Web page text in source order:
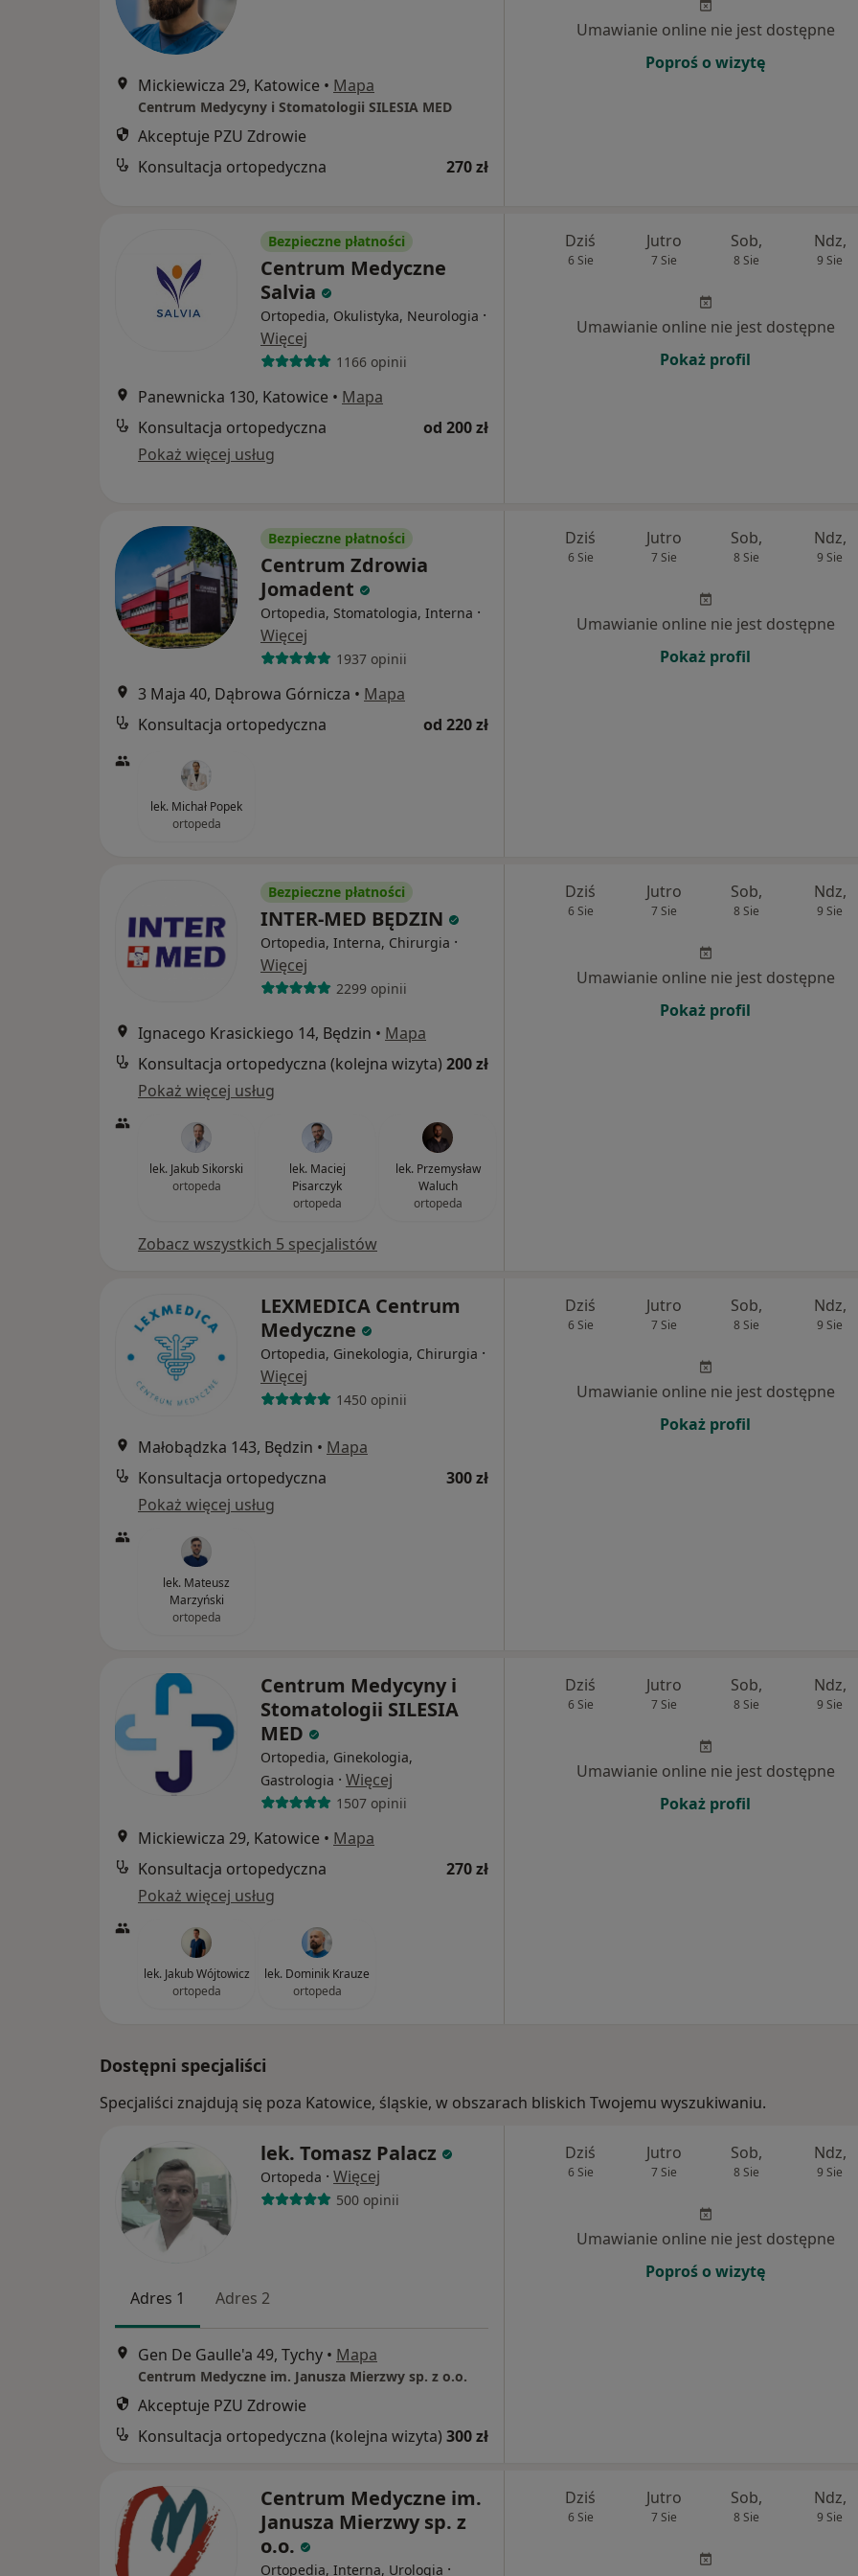
Mickiewicza 29, Katowice • Mapa
Centrum Medycyny i Stomatologii SILESIA MED
Akceptuje PZU Zdrowie
Konsultacja ortopedyczna
270 zł
Umawianie online nie jest dostępne
Poproś o wizytę
Bezpieczne płatności
Centrum Medyczne
Salvia
Ortopedia, Okulistyka, Neurologia ·
Więcej
1166 opinii
Panewnicka 130, Katowice • Mapa
Konsultacja ortopedyczna
od 200 zł
Pokaż więcej usług
Dziś
6 Sie
Jutro
7 Sie
Sob,
8 Sie
Ndz,
9 Sie
Umawianie online nie jest dostępne
Pokaż profil
Bezpieczne płatności
Centrum Zdrowia
Jomadent
Ortopedia, Stomatologia, Interna ·
Więcej
1937 opinii
3 Maja 40, Dąbrowa Górnicza • Mapa
Konsultacja ortopedyczna
od 220 zł
lek. Michał Popek
ortopeda
Dziś
6 Sie
Jutro
7 Sie
Sob,
8 Sie
Ndz,
9 Sie
Umawianie online nie jest dostępne
Pokaż profil
Bezpieczne płatności
INTER-MED BĘDZIN
Ortopedia, Interna, Chirurgia ·
Więcej
2299 opinii
Ignacego Krasickiego 14, Będzin • Mapa
Konsultacja ortopedyczna (kolejna wizyta) 200 zł
Pokaż więcej usług
lek. Jakub Sikorski
ortopeda
lek. Maciej
Pisarczyk
ortopeda
lek. Przemysław
Waluch
ortopeda
Zobacz wszystkich 5 specjalistów
Dziś
6 Sie
Jutro
7 Sie
Sob,
8 Sie
Ndz,
9 Sie
Umawianie online nie jest dostępne
Pokaż profil
LEXMEDICA Centrum
Medyczne
Ortopedia, Ginekologia, Chirurgia ·
Więcej
1450 opinii
Małobądzka 143, Będzin • Mapa
Konsultacja ortopedyczna
300 zł
Pokaż więcej usług
lek. Mateusz
Marzyński
ortopeda
Dziś
6 Sie
Jutro
7 Sie
Sob,
8 Sie
Ndz,
9 Sie
Umawianie online nie jest dostępne
Pokaż profil
Centrum Medycyny i
Stomatologii SILESIA
MED
Ortopedia, Ginekologia,
Gastrologia · Więcej
1507 opinii
Mickiewicza 29, Katowice • Mapa
Konsultacja ortopedyczna
270 zł
Pokaż więcej usług
lek. Jakub Wójtowicz
ortopeda
lek. Dominik Krauze
ortopeda
Dziś
6 Sie
Jutro
7 Sie
Sob,
8 Sie
Ndz,
9 Sie
Umawianie online nie jest dostępne
Pokaż profil
Dostępni specjaliści
Specjaliści znajdują się poza Katowice, śląskie, w obszarach bliskich Twojemu wyszukiwaniu.
lek. Tomasz Palacz
Ortopeda · Więcej
500 opinii
Adres 1 Adres 2
Gen De Gaulle'a 49, Tychy • Mapa
Centrum Medyczne im. Janusza Mierzwy sp. z o.o.
Akceptuje PZU Zdrowie
Konsultacja ortopedyczna (kolejna wizyta) 300 zł
Dziś
6 Sie
Jutro
7 Sie
Sob,
8 Sie
Ndz,
9 Sie
Umawianie online nie jest dostępne
Poproś o wizytę
Centrum Medyczne im.
Janusza Mierzwy sp. z
o.o.
Ortopedia, Interna, Urologia ·
Dziś
6 Sie
Jutro
7 Sie
Sob,
8 Sie
Ndz,
9 Sie